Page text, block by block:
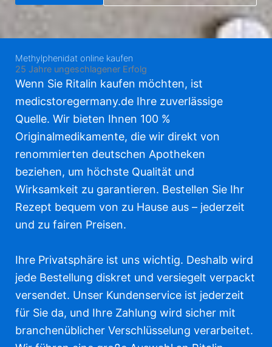
Methylphenidat online kaufen
25 Jahre ungeschlagener Erfolg
Wenn Sie Ritalin kaufen möchten, ist
medicstoregermany.de Ihre zuverlässige
Quelle. Wir bieten Ihnen 100 %
Originalmedikamente, die wir direkt von
renommierten deutschen Apotheken
beziehen, um höchste Qualität und
Wirksamkeit zu garantieren. Bestellen Sie Ihr
Rezept bequem von zu Hause aus – jederzeit
und zu fairen Preisen.
Ihre Privatsphäre ist uns wichtig. Deshalb wird
jede Bestellung diskret und versiegelt verpackt
versendet. Unser Kundenservice ist jederzeit
für Sie da, und Ihre Zahlung wird sicher mit
branchenüblicher Verschlüsselung verarbeitet.